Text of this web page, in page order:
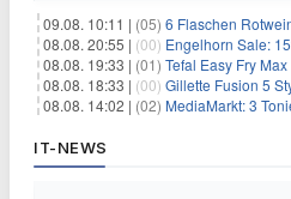
09.08. 10:11 | (05) 6 Flaschen Rotwein (Vinos Tinto
08.08. 20:55 | (00) Engelhorn Sale: 15%
08.08. 19:33 | (01) Tefal Easy Fry Max
08.08. 18:33 | (00) Gillette Fusion 5 Styler
08.08. 14:02 | (02) MediaMarkt: 3
IT-NEWS